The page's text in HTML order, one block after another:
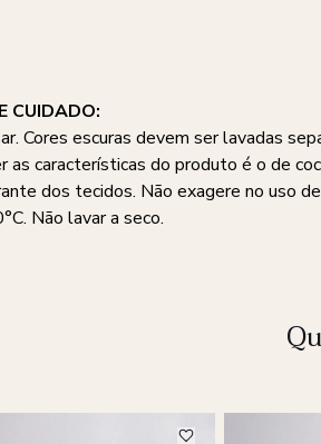
CUIDADO:
Cores escuras devem ser lavadas
as características do produto é o de
dos tecidos. Não exagere no uso
Não lavar a seco.